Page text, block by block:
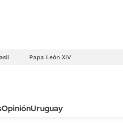
Papa León XIV
OpiniónUruguay